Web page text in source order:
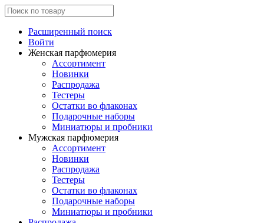
Расширенный поиск
Войти
Женская парфюмерия
Ассортимент
Новинки
Распродажа
Тестеры
Остатки во флаконах
Подарочные наборы
Миниатюры и пробники
Мужская парфюмерия
Ассортимент
Новинки
Распродажа
Тестеры
Остатки во флаконах
Подарочные наборы
Миниатюры и пробники